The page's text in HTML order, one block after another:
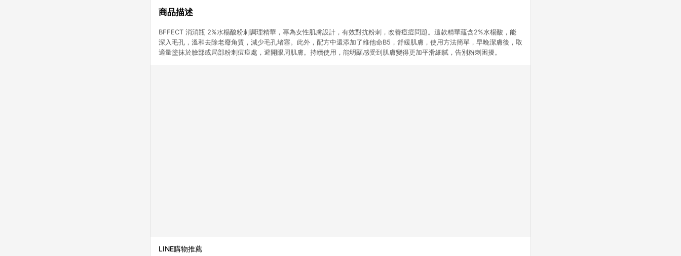
商品描述
BFFECT 消消瓶 2%水楊酸粉刺調理精華，專為女性肌膚設計，有效對抗粉刺，改善痘痘問題。這款精華蘊含2%水楊酸，能
深入毛孔，溫和去除老廢角質，減少毛孔堵塞。此外，配方中還添加了維他命B5，舒緩肌膚，使用方法簡單，早晚潔膚後，取
適量塗抹於臉部或局部粉刺痘痘處，避開眼周肌膚。持續使用，能明顯感受到肌膚變得更加平滑細膩，告別粉刺困擾。
LINE購物推薦